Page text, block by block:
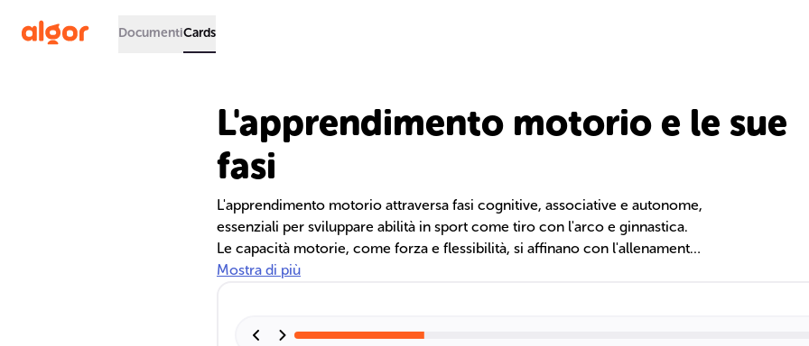
DocumentiCards
L'apprendimento motorio e le sue
fasi
L'apprendimento motorio attraversa fasi cognitive, associative e autonome,
essenziali per sviluppare abilità in sport come tiro con l'arco e ginnastica.
Le capacità motorie, come forza e flessibilità, si affinano con l'allenamento,
mentre le abilità motorie si acquisiscono con la pratica. La coordinazione
Mostra di più